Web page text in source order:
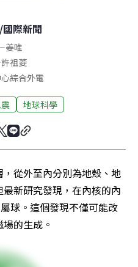
/國際新聞
姜唯
許祖菱
綜合外電
地球科學
從外至內分別為地殼、地
新研究發現，在內核的內
球。這個發現不僅可能改
的生成。